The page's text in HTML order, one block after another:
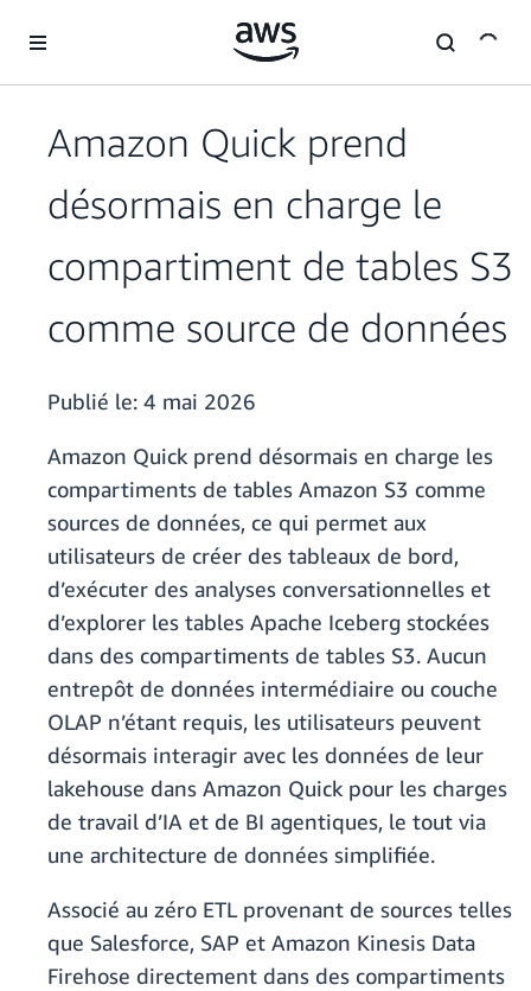
Amazon Quick prend
désormais en charge le
compartiment de tables S3
comme source de données
Publié le: 4 mai 2026
Amazon Quick prend désormais en charge les
compartiments de tables Amazon S3 comme
sources de données, ce qui permet aux
utilisateurs de créer des tableaux de bord,
d’exécuter des analyses conversationnelles et
d’explorer les tables Apache Iceberg stockées
dans des compartiments de tables S3. Aucun
entrepôt de données intermédiaire ou couche
OLAP n’étant requis, les utilisateurs peuvent
désormais interagir avec les données de leur
lakehouse dans Amazon Quick pour les charges
de travail d’IA et de BI agentiques, le tout via
une architecture de données simplifiée.
Associé au zéro ETL provenant de sources telles
que Salesforce, SAP et Amazon Kinesis Data
Firehose directement dans des compartiments